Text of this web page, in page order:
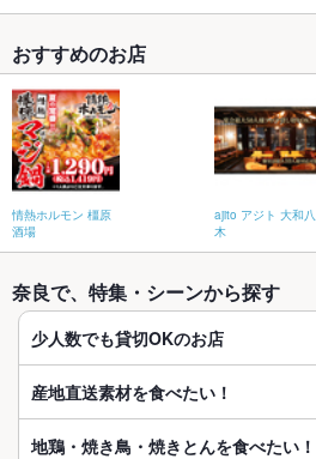
おすすめのお店
情熱ホルモン 橿原
酒場
ajito アジト 大和八
木
奈良で、特集・シーンから探す
少人数でも貸切OKのお店
産地直送素材を食べたい！
地鶏・焼き鳥・焼きとんを食べたい！